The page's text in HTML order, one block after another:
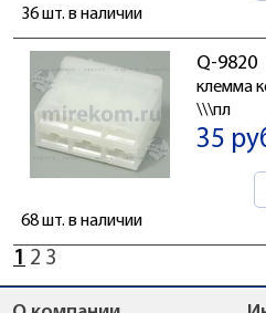
36 шт. в наличии
Q-9820
клемма
\\\пл
35
68 шт. в наличии
1 2 3